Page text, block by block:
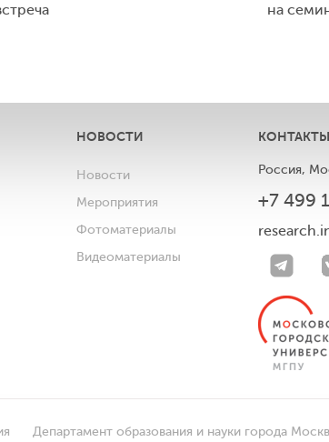
на
НОВОСТИ
Новости
Мероприятия
Фотоматериалы
Видеоматериалы
КОНТАКТЫ
Россия,
+7 499
Департамент образования и науки города